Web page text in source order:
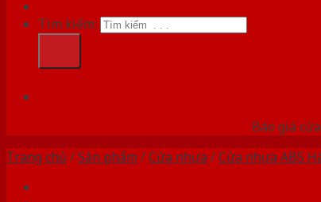
Tìm kiếm:
Báo giá
Trang chủ /Sản phẩm /Cửa nhựa /Cửa nhựa ABS